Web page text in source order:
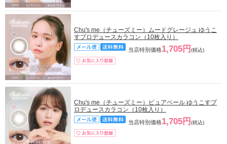
Chu's me（チューズミー）ムードグレージュ ゆうこ
すプロデュースカラコン（10枚入り）
当店特別価格1,705円 (税込)
Chu's me（チューズミー）ピュアベール ゆうこすプ
ロデュースカラコン（10枚入り）
当店特別価格1,705円 (税込)